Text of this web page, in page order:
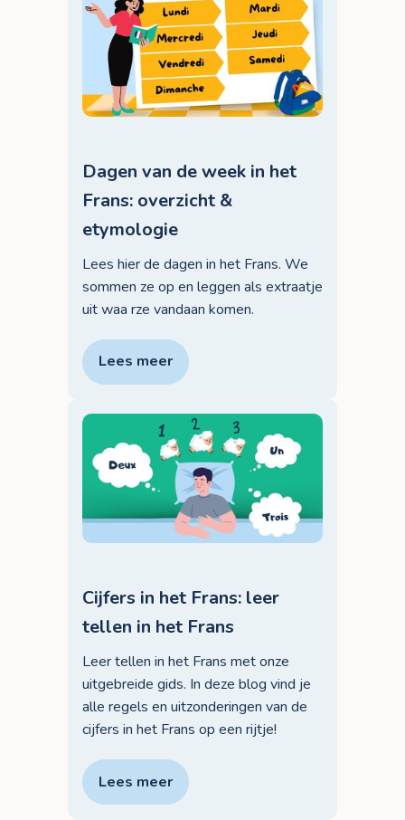
Dagen van de week in het
Frans: overzicht &
etymologie
Lees hier de dagen in het Frans. We
sommen ze op en leggen als extraatje
uit waa rze vandaan komen.
Lees meer
Cijfers in het Frans: leer
tellen in het Frans
Leer tellen in het Frans met onze
uitgebreide gids. In deze blog vind je
alle regels en uitzonderingen van de
cijfers in het Frans op een rijtje!
Lees meer